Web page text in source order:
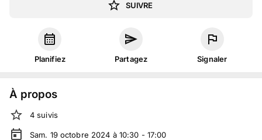
SUIVRE
Planifiez Partagez Signaler
À propos
4 suivis
Sam. 19 octobre 2024 à 10:30 - 17:00